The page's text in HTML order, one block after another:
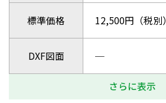
標準価格 12,500円（税別）
DXF図面 ─
さらに表示